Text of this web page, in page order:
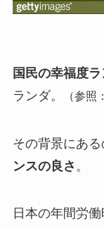
国民の幸福度
ランダ。
（参照：
その背景にある
ンスの良さ 。
日本の年間労